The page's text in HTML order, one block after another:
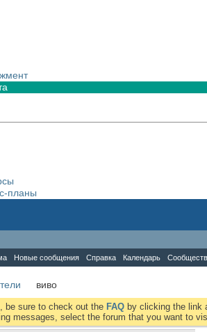
планы
Новые сообщения Справка Календарь
виво
be sure to check out the FAQ by clicking the link
messages, select the forum that you want to